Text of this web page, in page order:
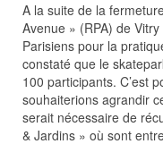
A la suite de la
Avenue » (RPA) de
Parisiens pour la
constaté que le
100 participants. C’est
souhaiterions agrandir
serait nécessaire de
& Jardins » où sont